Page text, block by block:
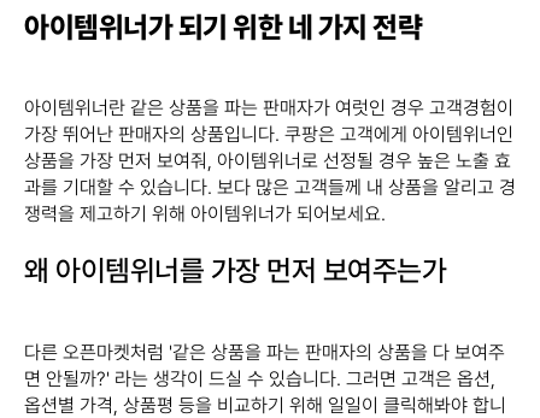
아이템위너가 되기 위한 네 가지 전략
아이템위너란 같은 상품을 파는 판매자가 여럿인 경우 고객경험이
가장 뛰어난 판매자의 상품입니다. 쿠팡은 고객에게 아이템위너인
상품을 가장 먼저 보여줘, 아이템위너로 선정될 경우 높은 노출 효
과를 기대할 수 있습니다. 보다 많은 고객들께 내 상품을 알리고 경
쟁력을 제고하기 위해 아이템위너가 되어보세요.
왜 아이템위너를 가장 먼저 보여주는가
다른 오픈마켓처럼 '같은 상품을 파는 판매자의 상품을 다 보여주
면 안될까?' 라는 생각이 드실 수 있습니다. 그러면 고객은 옵션,
옵션별 가격, 상품평 등을 비교하기 위해 일일이 클릭해봐야 합니